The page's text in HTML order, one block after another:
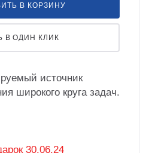
В КОРЗИНУ
В ОДИН КЛИК
источник
широкого круга задач.
30.06.24